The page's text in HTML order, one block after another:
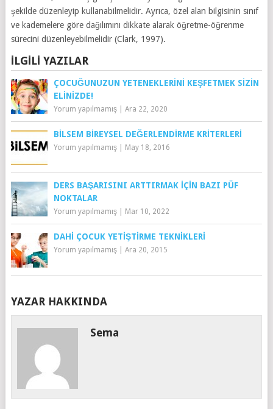
şekilde düzenleyip kullanabilmelidir. Ayrıca, özel alan bilgisinin sınıf
ve kademelere göre dağılımını dikkate alarak öğretme-öğrenme
sürecini düzenleyebilmelidir (Clark, 1997).
İLGILI YAZILAR
ÇOCUĞUNUZUN YETENEKLERINI KEŞFETMEK SIZIN
ELINIZDE!
Yorum yapılmamış| Ara 22, 2020
BİLSEM BIREYSEL DEĞERLENDIRME KRITERLERI
Yorum yapılmamış| May 18, 2016
DERS BAŞARISINI ARTTIRMAK İÇİN BAZI PÜF
NOKTALAR
Yorum yapılmamış| Mar 10, 2022
DAHI ÇOCUK YETIŞTIRME TEKNIKLERI
Yorum yapılmamış| Ara 20, 2015
YAZAR HAKKINDA
Sema